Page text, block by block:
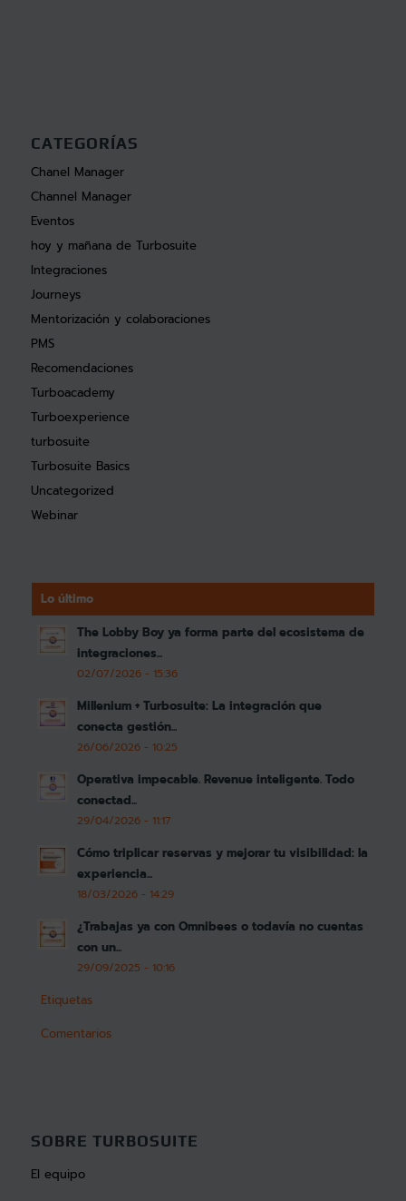
CATEGORÍAS
Chanel Manager
Channel Manager
Eventos
hoy y mañana de Turbosuite
Integraciones
Journeys
Mentorización y colaboraciones
PMS
Recomendaciones
Turboacademy
Turboexperience
turbosuite
Turbosuite Basics
Uncategorized
Webinar
Lo último
The Lobby Boy ya forma parte del ecosistema de
integraciones...
02/07/2026 - 15:36
Millenium + Turbosuite: La integración que
conecta gestión...
26/06/2026 - 10:25
Operativa impecable. Revenue inteligente. Todo
conectad...
29/04/2026 - 11:17
Cómo triplicar reservas y mejorar tu visibilidad: la
experiencia...
18/03/2026 - 14:29
¿Trabajas ya con Omnibees o todavía no cuentas
con un...
29/09/2025 - 10:16
Etiquetas
Comentarios
SOBRE TURBOSUITE
El equipo